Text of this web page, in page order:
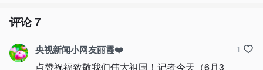
评论7
央视新闻小网友丽霞❤️
点赞祝福致敬我们伟大祖国！记者今天（6月3
1